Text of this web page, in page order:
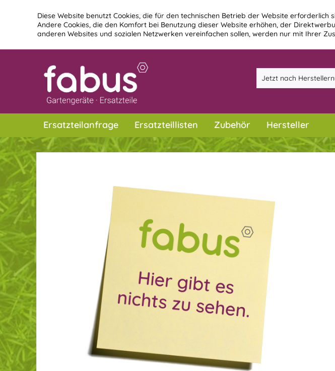
Diese Website benutzt Cookies, die für den technischen Betrieb der Website erforderlich
Andere Cookies, die den Komfort bei Benutzung dieser Website erhöhen, der
anderen Websites und sozialen Netzwerken vereinfachen sollen, werden nur mit Ihrer
Ersatzteilanfrage Ersatzteillisten Zubehör Hersteller